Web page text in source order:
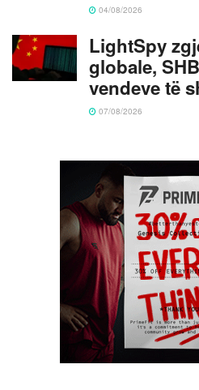
04/08/2026
LightSpy
globale,
vendeve të
07/08/2026